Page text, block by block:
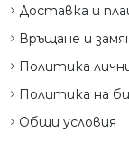
Доставка и
Връщане и
Политика
Политика на
Общи условия